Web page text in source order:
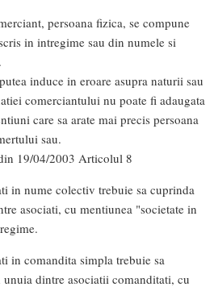
persoana fizica, se compune
in intregime sau din numele si
induce in eroare asupra naturii sau
comerciantului nu poate fi adaugata
care sa arate mai precis persoana
sau.
19/04/2003 Articolul 8
in nume colectiv trebuie sa cuprinda
asociati, cu mentiunea "societate in
in comandita simpla trebuie sa
dintre asociatii comanditati, cu